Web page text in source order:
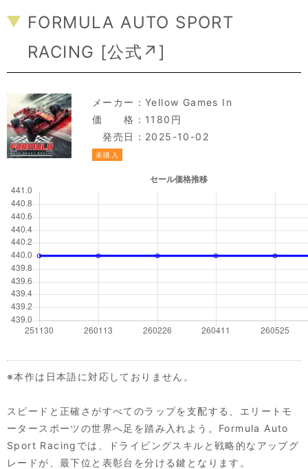
FORMULA AUTO SPORT
RACING [公式↗]
メーカー： Yellow Games In
価 格：1180円
発売日：2025-10-02
未購入
※本作は日本語に対応しておりません。
スピードと正確さがすべてのラップを支配する、エリートモ
ータースポーツの世界へ足を踏み入れよう。Formula Auto
Sport Racingでは、ドライビングスキルと戦略的なアップグ
レードが、最下位と表彰台を分ける鍵となります。